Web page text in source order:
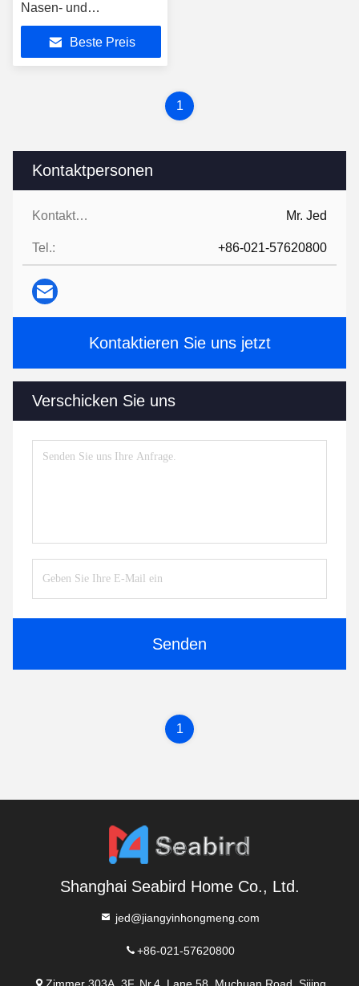
Kontaktpersonen
Kontaktpersonen: Mr. Jed
Tel.: +86-021-57620800
Kontaktieren Sie uns jetzt
Verschicken Sie uns
Senden
Nasen- und
Schluckspülung für
präzise und komfortable
Behandlung
Beste Preis
1
1
Shanghai Seabird Home Co., Ltd.
jed@jiangyinhongmeng.com
+86-021-57620800